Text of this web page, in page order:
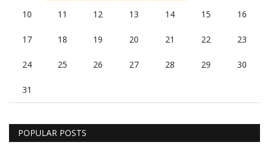
10 11 12 13 14 15 16
17 18 19 20 21 22 23
24 25 26 27 28 29 30
31
POPULAR POSTS